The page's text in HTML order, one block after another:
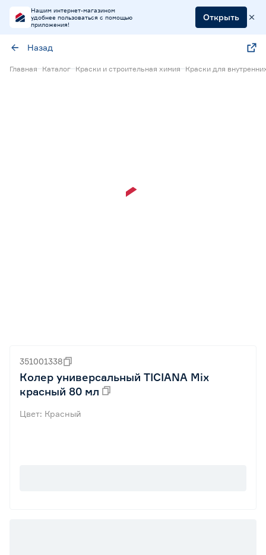
Нашим интернет-магазином
удобнее пользоваться с помощью
приложения!
Открыть
Назад
Главная Каталог Краски и строительная химия Краски для
351001338
Колер универсальный TICIANA Mix
красный 80 мл
Цвет: Красный